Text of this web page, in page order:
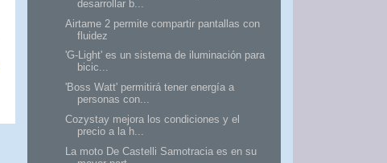
desarrollar b...
Airtame 2 permite compartir pantallas con
fluidez
'G-Light' es un sistema de iluminación para
bicic...
'Boss Watt' permitirá tener energía a
personas con...
Cozystay mejora los condiciones y el
precio a la h...
La moto De Castelli Samotracia es en su